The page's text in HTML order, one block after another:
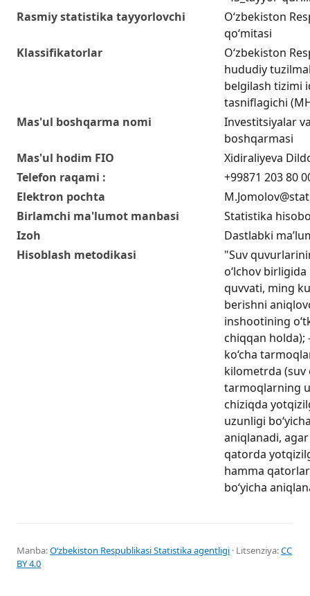
Rasmiy statistika tayyorlovchi
O‘zbekiston
qo‘mitasi
Klassifikatorlar
O‘zbekiston
hududiy
belgilash tizimi
tasniflagichi
Mas'ul boshqarma nomi
Investitsiyalar
boshqarmasi
Mas'ul hodim FIO
Xidiraliyeva
Telefon raqami :
+99871 203 80
Elektron pochta
Birlamchi ma'lumot manbasi
Statistika
Izoh
Dastlabki
Hisoblash metodikasi
"Suv
o‘lchov
quvvati, ming
berishni
inshootining
chiqqan holda);
ko‘cha
kilometrda (suv
tarmoqlarning
chiziqda
uzunligi
aniqlanadi,
qatorda
hamma
bo‘yicha
Manba:Oʻzbekiston Respublikasi Statistika agentligi · Litsenziya:CC
BY 4.0